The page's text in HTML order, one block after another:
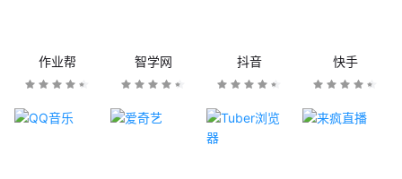
作业帮 智学网 抖音 快手